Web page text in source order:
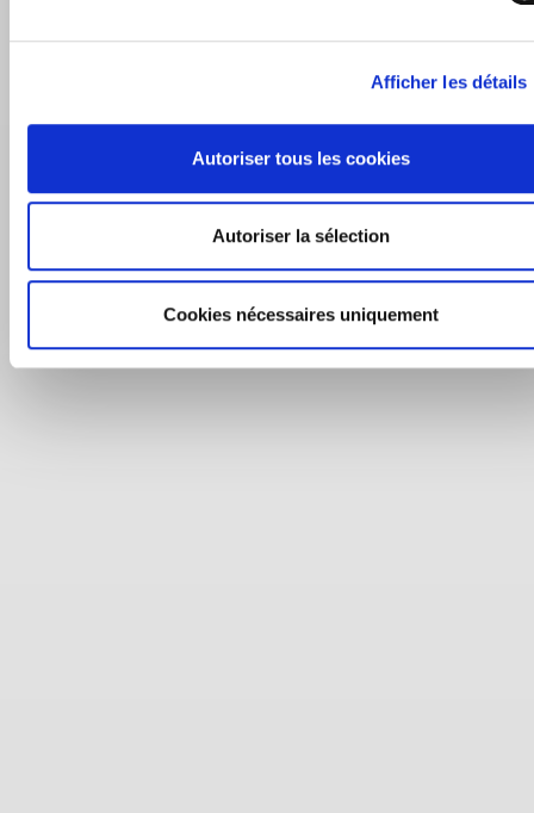
Afficher les détails
Autoriser tous les cookies
Autoriser la sélection
Cookies nécessaires uniquement